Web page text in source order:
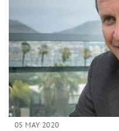
05 MAY 2020